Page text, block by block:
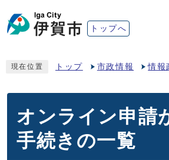
トップへ
現在位置 トップ 市政情報 情報
オンライン申請
手続きの一覧